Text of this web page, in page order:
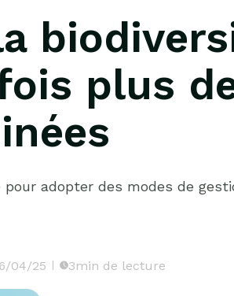
plus
adopter des modes de
04/25 3min de lecture